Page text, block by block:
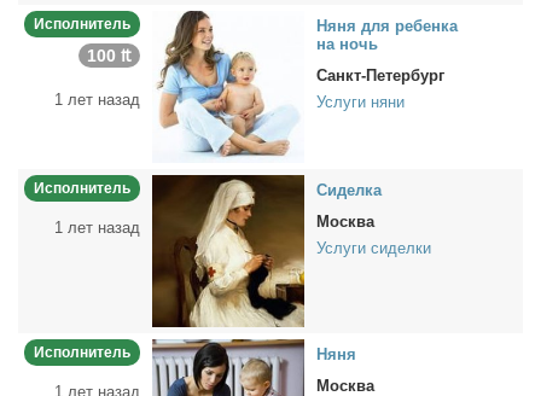
Исполнитель
100 ₶
1 лет назад
Ня­ня для ре­бен­ка
на ночь
Санкт-Петербург
Услуги няни
Исполнитель
1 лет назад
Си­дел­ка
Москва
Услуги сиделки
Исполнитель
1 лет назад
Ня­ня
Москва